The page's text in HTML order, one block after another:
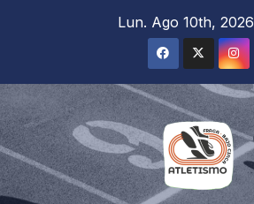
Lun. Ago 10th, 2026